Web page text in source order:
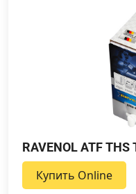
RAVENOL ATF
Купить Online